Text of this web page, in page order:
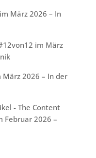
März 2026 – In
im März
2026 – In der
- The Content
Februar 2026 –